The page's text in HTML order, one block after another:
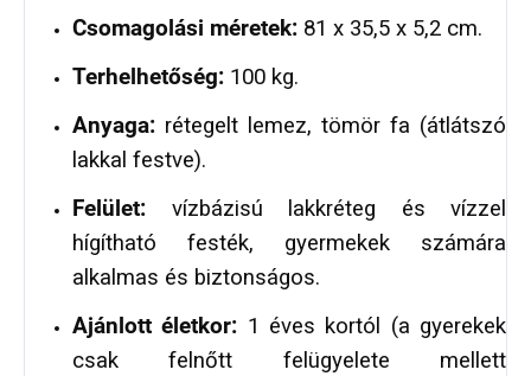
Csomagolási méretek: 81 x 35,5 x 5,2 cm.
Terhelhetőség: 100 kg.
Anyaga: rétegelt lemez, tömör fa (átlátszó
lakkal festve).
Felület: vízbázisú lakkréteg és vízzel
hígítható festék, gyermekek számára
alkalmas és biztonságos.
Ajánlott életkor: 1 éves kortól (a gyerekek
csak felnőtt felügyelete mellett